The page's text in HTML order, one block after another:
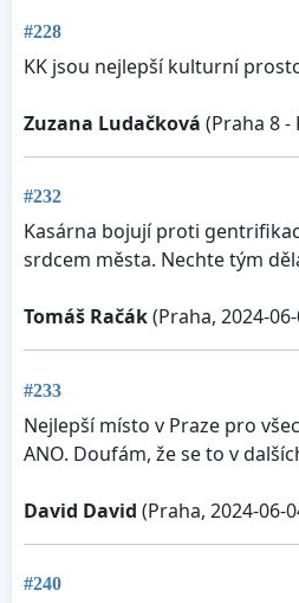
#228
KK jsou nejlepší kulturní
Zuzana Ludačková (Praha 8 -
#232
Kasárna bojují proti
srdcem města. Nechte tým
Tomáš Račák(Praha, 2024-
#233
Nejlepší místo v Praze pro
ANO. Doufám, že se to v
David David (Praha, 2024-06-
#240